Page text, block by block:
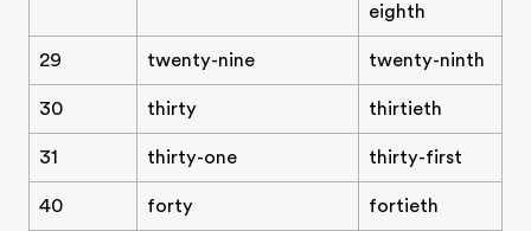
eighth
29 twenty-nine twenty-ninth
30 thirty thirtieth
31 thirty-one thirty-first
40 forty fortieth